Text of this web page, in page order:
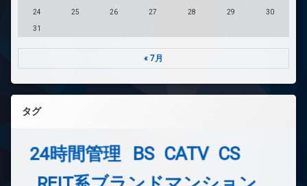
24 25 26 27 28 29 30
31
« 7月
タグ
24時間管理 BS CATV CS